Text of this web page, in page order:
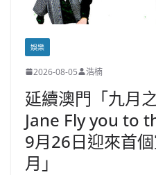
娛樂
2026-08-05 浩楠
延續澳門「九月
Jane Fly you to
9月26日迎來首
月」